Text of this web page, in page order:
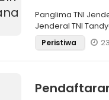
Negara
Panglima TNI
Jenderal TNI
Maru
Peristiwa